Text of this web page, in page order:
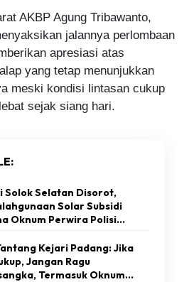
AKBP Agung Tribawanto,
jalannya perlombaan
apresiasi atas
yang tetap menunjukkan
meski kondisi lintasan cukup
sejak siang hari.
Solok Selatan Disorot,
Solar Subsidi
Oknum Perwira Polisi
Kejari Padang: Jika
Jangan Ragu
Termasuk Oknum